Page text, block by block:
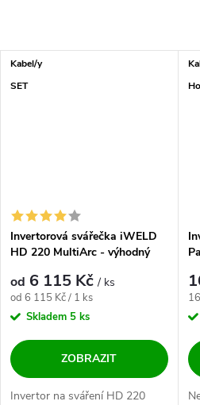
Kabel/y
SET
Invertorová svářečka iWELD
HD 220 MultiArc - výhodný
od 6 115 Kč/ ks
Měrná cena:
od 6 115 Kč / 1 ks
Skladem 5 ks
ZOBRAZIT
Invertor na sváření HD 220